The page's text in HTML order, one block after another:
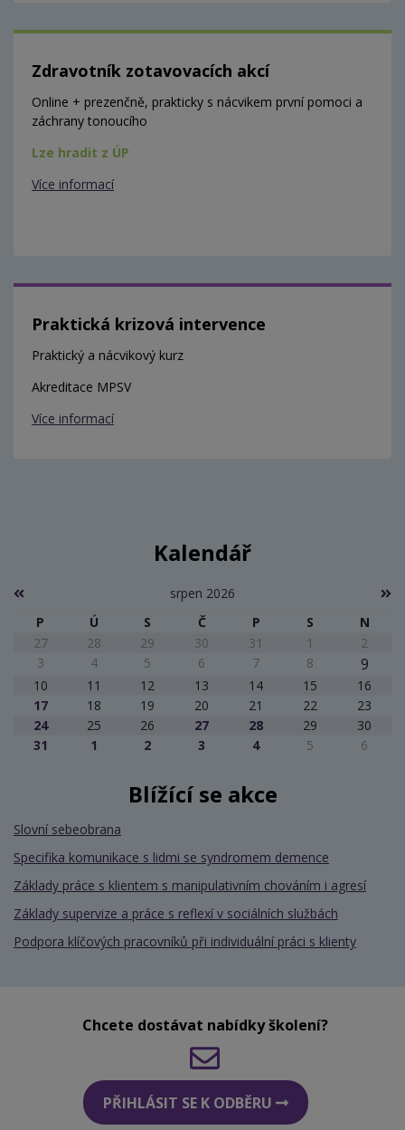
Zdravotník zotavovacích akcí
Online + prezenčně, prakticky s nácvikem první pomoci a
záchrany tonoucího
Lze hradit z ÚP
Více informací
Praktická krizová intervence
Praktický a nácvikový kurz
Akreditace MPSV
Více informací
Kalendář
srpen 2026
P
Ú S Č P S
N
27
28 29 30 31 1
2
3
4 5 6 7 8 9
10 11 12 13 14 15
16
17
18 19 20 21 22
23
24
25 26 27 28 29
30
31
1 2 3 4 5 6
Blížící se akce
Slovní sebeobrana
Specifika komunikace s lidmi se syndromem demence
Základy práce s klientem s manipulativním chováním i agresí
Základy supervize a práce s reflexí v sociálních službách
Podpora klíčových pracovníků při individuální práci s klienty
Chcete dostávat nabídky školení?
PŘIHLÁSIT SE K ODBĚRU